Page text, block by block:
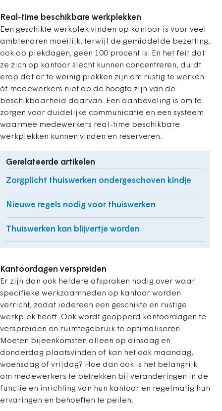
Real-time beschikbare werkplekken
Een geschikte werkplek vinden op kantoor is voor veel
ambtenaren moeilijk, terwijl de gemiddelde bezetting,
ook op piekdagen, geen 100 procent is. En het feit dat
ze zich op kantoor slecht kunnen concentreren, duidt
erop dat er te weinig plekken zijn om rustig te werken
óf medewerkers niet op de hoogte zijn van de
beschikbaarheid daarvan. Een aanbeveling is om te
zorgen voor duidelijke communicatie en een systeem
waarmee medewerkers real-time beschikbare
werkplekken kunnen vinden en reserveren.
Gerelateerde artikelen
Zorgplicht thuiswerken ondergeschoven kindje
Nieuwe regels nodig voor thuiswerken
Thuiswerken kan blijvertje worden
Kantoordagen verspreiden
Er zijn dan ook heldere afspraken nodig over waar
specifieke werkzaamheden op kantoor worden
verricht, zodat iedereen een geschikte en rustige
werkplek heeft. Ook wordt geopperd kantoordagen te
verspreiden en ruimtegebruik te optimaliseren.
Moeten bijeenkomsten alleen op dinsdag en
donderdag plaatsvinden of kan het ook maandag,
woensdag of vrijdag? Hoe dan ook is het belangrijk
om medewerkers te betrekken bij veranderingen in de
functie en inrichting van hun kantoor en regelmatig hun
ervaringen en behoeften te peilen.